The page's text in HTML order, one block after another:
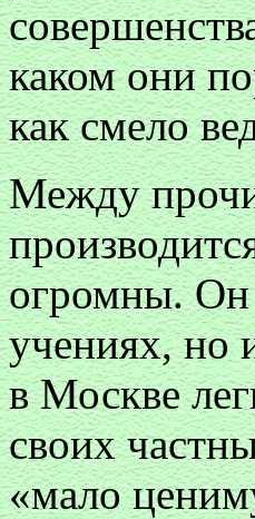
каком они
как смело
Между
огромны. Он
учениях, но
в Москве
своих
«мало